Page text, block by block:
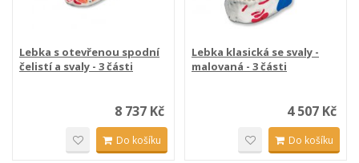
Lebka s otevřenou spodní
čelistí a svaly - 3 části
8 737 Kč
Do košíku
Lebka klasická se svaly -
malovaná - 3 části
4 507 Kč
Do košíku